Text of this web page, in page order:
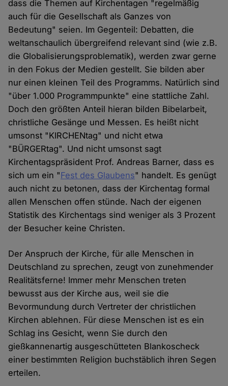
dass die Themen auf Kirchentagen "regelmäßig
auch für die Gesellschaft als Ganzes von
Bedeutung" seien. Im Gegenteil: Debatten, die
weltanschaulich übergreifend relevant sind (wie z.B.
die Globalisierungsproblematik), werden zwar gerne
in den Fokus der Medien gestellt. Sie bilden aber
nur einen kleinen Teil des Programms. Natürlich sind
"über 1.000 Programmpunkte" eine stattliche Zahl.
Doch den größten Anteil hieran bilden Bibelarbeit,
christliche Gesänge und Messen. Es heißt nicht
umsonst "KIRCHENtag" und nicht etwa
"BÜRGERtag". Und nicht umsonst sagt
Kirchentagspräsident Prof. Andreas Barner, dass es
sich um ein "Fest des Glaubens" handelt. Es genügt
auch nicht zu betonen, dass der Kirchentag formal
allen Menschen offen stünde. Nach der eigenen
Statistik des Kirchentags sind weniger als 3 Prozent
der Besucher keine Christen.
Der Anspruch der Kirche, für alle Menschen in
Deutschland zu sprechen, zeugt von zunehmender
Realitätsferne! Immer mehr Menschen treten
bewusst aus der Kirche aus, weil sie die
Bevormundung durch Vertreter der christlichen
Kirchen ablehnen. Für diese Menschen ist es ein
Schlag ins Gesicht, wenn Sie durch den
gießkannenartig ausgeschütteten Blankoscheck
einer bestimmten Religion buchstäblich ihren Segen
erteilen.